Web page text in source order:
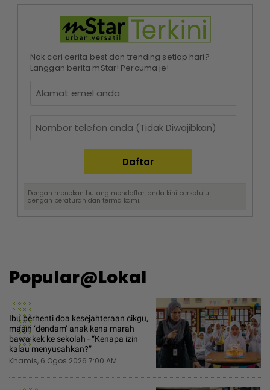
Nak cari cerita best dan trending setiap hari?
Langgan berita mStar! Percuma je!
Dengan menekan butang mendaftar, anda kini bersetuju
dengan peraturan dan terma kami.
Popular@Lokal
1
Ibu berhenti doa kesejahteraan cikgu,
masih ‘dendam’ anak kena marah
bawa kek ke sekolah - “Kenapa izin
kalau menyusahkan?”
Khamis, 6 Ogos 2026 7:00 AM